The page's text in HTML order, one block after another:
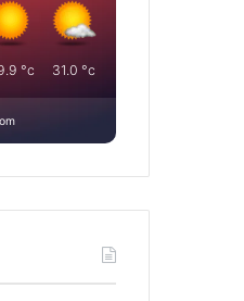
°c 31.0 °c